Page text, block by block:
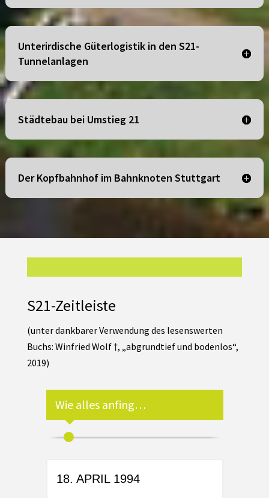
Unterirdische Güterlogistik in den S21-
Tunnelanlagen
Städtebau bei Umstieg 21
Der Kopfbahnhof im Bahnknoten Stuttgart
S21-Zeitleiste
(unter dankbarer Verwendung des lesenswerten
Buchs: Winfried Wolf †, „abgrundtief und bodenlos“,
2019)
Wie alles anfing…
18. APRIL 1994